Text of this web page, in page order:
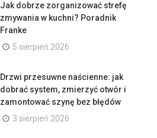
Jak dobrze zorganizować strefę
zmywania w kuchni? Poradnik
Franke
5 sierpień 2026
Drzwi przesuwne naścienne: jak
dobrać system, zmierzyć otwór i
zamontować szynę bez błędów
3 sierpień 2026